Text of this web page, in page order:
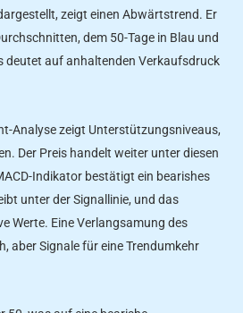
zeigt einen Abwärtstrend. Er
dem 50-Tage in Blau und
deutet auf anhaltenden Verkaufsdruck
Analyse zeigt Unterstützungsniveaus,
Der Preis handelt weiter unter diesen
Indikator bestätigt ein bearishes
unter der Signallinie, und das
Werte. Eine Verlangsamung des
aber Signale für eine Trendumkehr